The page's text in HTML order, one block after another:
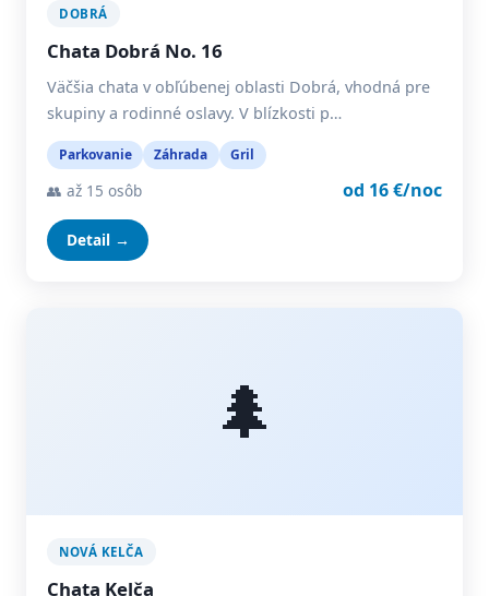
DOBRÁ
Chata Dobrá No. 16
Väčšia chata v obľúbenej oblasti Dobrá, vhodná pre
skupiny a rodinné oslavy. V blízkosti p…
Parkovanie Záhrada Gril
👥 až 15 osôb od 16 €/noc
Detail →
🌲
NOVÁ KELČA
Chata Kelča